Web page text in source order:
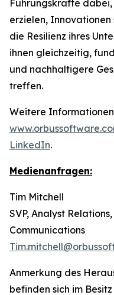
Führungskräfte
erzielen,
die Resilienz ihres
ihnen gleichzeitig,
und nachhaltigere
treffen.
Weitere
LinkedIn.
Medienanfragen:
Tim Mitchell
SVP, Analyst
Communications
Anmerkung des
befinden sich im